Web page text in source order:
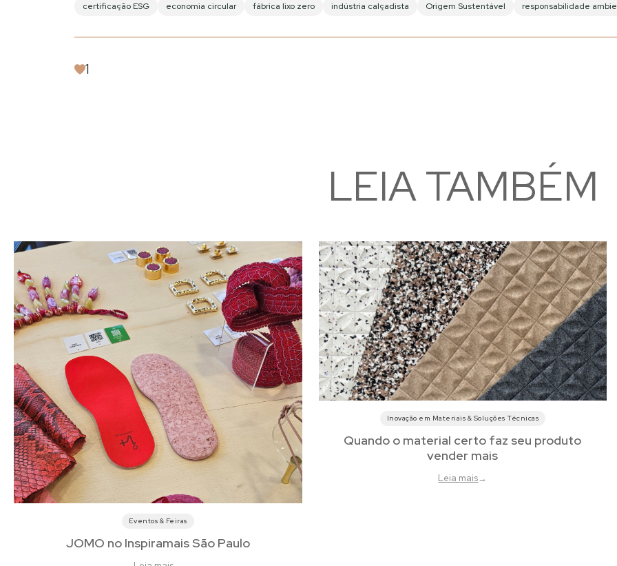
certificação ESG economia circular fábrica lixo zero indústria calçadista Origem Sustentável responsabilidade
1
LEIA TAMBÉM
Eventos & Feiras
JOMO no Inspiramais São Paulo
Inovação em Materiais & Soluções Técnicas
Quando o material certo faz seu produto
vender mais
Leia mais→